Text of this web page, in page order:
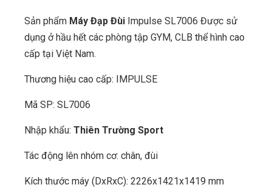
Sản phẩm Máy Đạp Đùi Impulse SL7006 Được sử
dụng ở hầu hết các phòng tập GYM, CLB thể hình cao
cấp tại Việt Nam.
Thương hiệu cao cấp: IMPULSE
Mã SP: SL7006
Nhập khẩu: Thiên Trường Sport
Tác động lên nhóm cơ: chân, đùi
Kích thước máy (DxRxC): 2226x1421x1419 mm